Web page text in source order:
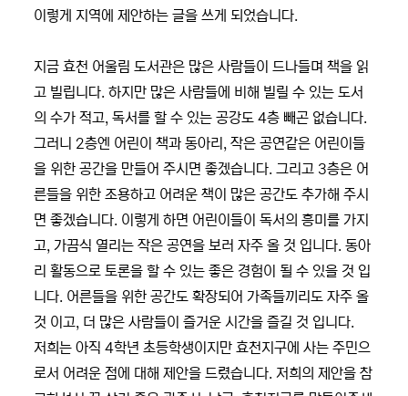
이렇게 지역에 제안하는 글을 쓰게 되었습니다.
지금 효천 어울림 도서관은 많은 사람들이 드나들며 책을 읽
고 빌립니다. 하지만 많은 사람들에 비해 빌릴 수 있는 도서
의 수가 적고, 독서를 할 수 있는 공강도 4층 빼곤 없습니다.
그러니 2층엔 어린이 책과 동아리, 작은 공연같은 어린이들
을 위한 공간을 만들어 주시면 좋겠습니다. 그리고 3층은 어
른들을 위한 조용하고 어려운 책이 많은 공간도 추가해 주시
면 좋겠습니다. 이렇게 하면 어린이들이 독서의 흥미를 가지
고, 가끔식 열리는 작은 공연을 보러 자주 올 것 입니다. 동아
리 활동으로 토론을 할 수 있는 좋은 경험이 될 수 있을 것 입
니다. 어른들을 위한 공간도 확장되어 가족들끼리도 자주 올
것 이고, 더 많은 사람들이 즐거운 시간을 즐길 것 입니다.
저희는 아직 4학년 초등학생이지만 효천지구에 사는 주민으
로서 어려운 점에 대해 제안을 드렸습니다. 저희의 제안을 참